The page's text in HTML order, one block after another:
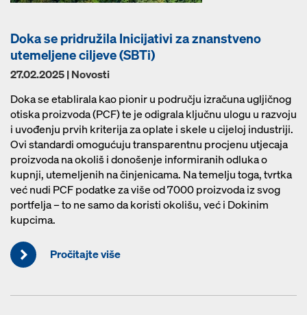
Doka se pridružila Inicijativi za znanstveno
utemeljene ciljeve (SBTi)
27.02.2025 | Novosti
Doka se etablirala kao pionir u području izračuna ugljičnog
otiska proizvoda (PCF) te je odigrala ključnu ulogu u razvoju
i uvođenju prvih kriterija za oplate i skele u cijeloj industriji.
Ovi standardi omogućuju transparentnu procjenu utjecaja
proizvoda na okoliš i donošenje informiranih odluka o
kupnji, utemeljenih na činjenicama. Na temelju toga, tvrtka
već nudi PCF podatke za više od 7000 proizvoda iz svog
portfelja – to ne samo da koristi okolišu, već i Dokinim
kupcima.
Pročitajte više